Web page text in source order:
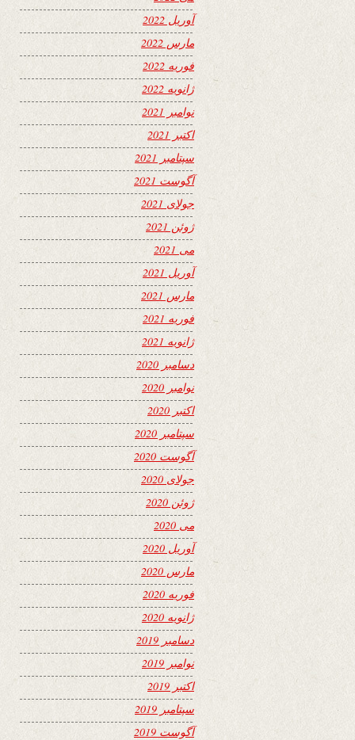
آوریل 2022
مارس 2022
فوریه 2022
ژانویه 2022
نوامبر 2021
اکتبر 2021
سپتامبر 2021
آگوست 2021
جولای 2021
ژوئن 2021
می 2021
آوریل 2021
مارس 2021
فوریه 2021
ژانویه 2021
دسامبر 2020
نوامبر 2020
اکتبر 2020
سپتامبر 2020
آگوست 2020
جولای 2020
ژوئن 2020
می 2020
آوریل 2020
مارس 2020
فوریه 2020
ژانویه 2020
دسامبر 2019
نوامبر 2019
اکتبر 2019
سپتامبر 2019
آگوست 2019